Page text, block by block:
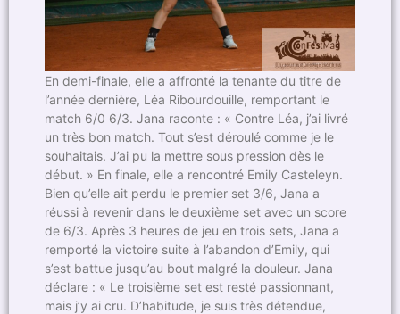
En demi-finale, elle a affronté la tenante du titre de
l’année dernière, Léa Ribourdouille, remportant le
match 6/0 6/3. Jana raconte : « Contre Léa, j’ai livré
un très bon match. Tout s’est déroulé comme je le
souhaitais. J’ai pu la mettre sous pression dès le
début. » En finale, elle a rencontré Emily Casteleyn.
Bien qu’elle ait perdu le premier set 3/6, Jana a
réussi à revenir dans le deuxième set avec un score
de 6/3. Après 3 heures de jeu en trois sets, Jana a
remporté la victoire suite à l’abandon d’Emily, qui
s’est battue jusqu’au bout malgré la douleur. Jana
déclare : « Le troisième set est resté passionnant,
mais j’y ai cru. D’habitude, je suis très détendue,